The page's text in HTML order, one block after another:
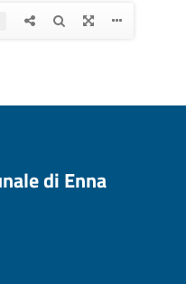
di Enna